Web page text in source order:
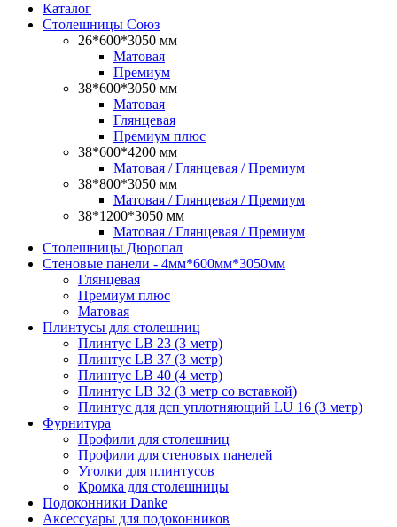
Каталог
Столешницы Союз
26*600*3050 мм
Матовая
Премиум
38*600*3050 мм
Матовая
Глянцевая
Премиум плюс
38*600*4200 мм
Матовая / Глянцевая / Премиум
38*800*3050 мм
Матовая / Глянцевая / Премиум
38*1200*3050 мм
Матовая / Глянцевая / Премиум
Столешницы Дюропал
Стеновые панели - 4мм*600мм*3050мм
Глянцевая
Премиум плюс
Матовая
Плинтусы для столешниц
Плинтус LB 23 (3 метр)
Плинтус LB 37 (3 метр)
Плинтус LB 40 (4 метр)
Плинтус LB 32 (3 метр со вставкой)
Плинтус для дсп уплотняющий LU 16 (3 метр)
Фурнитура
Профили для столешниц
Профили для стеновых панелей
Уголки для плинтусов
Кромка для столешницы
Подоконники Danke
Аксессуары для подоконников